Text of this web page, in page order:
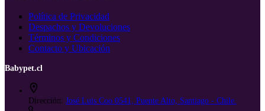
Política de Privacidad
Despachos y Devoluciones
Términos y Condiciones
Contacto y Ubicación
Babypet.cl
Dirección: José Luis Coo 0541, Puente Alto, Santiago - Chile.